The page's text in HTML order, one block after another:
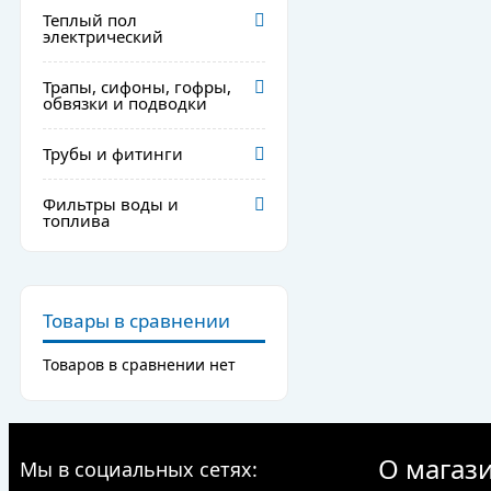
Теплый пол
электрический
Трапы, сифоны, гофры,
обвязки и подводки
Трубы и фитинги
Фильтры воды и
топлива
Товары в сравнении
Товаров в сравнении нет
Мы в социальных сетях: О